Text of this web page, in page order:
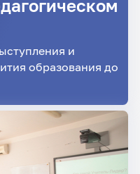
и
образования до